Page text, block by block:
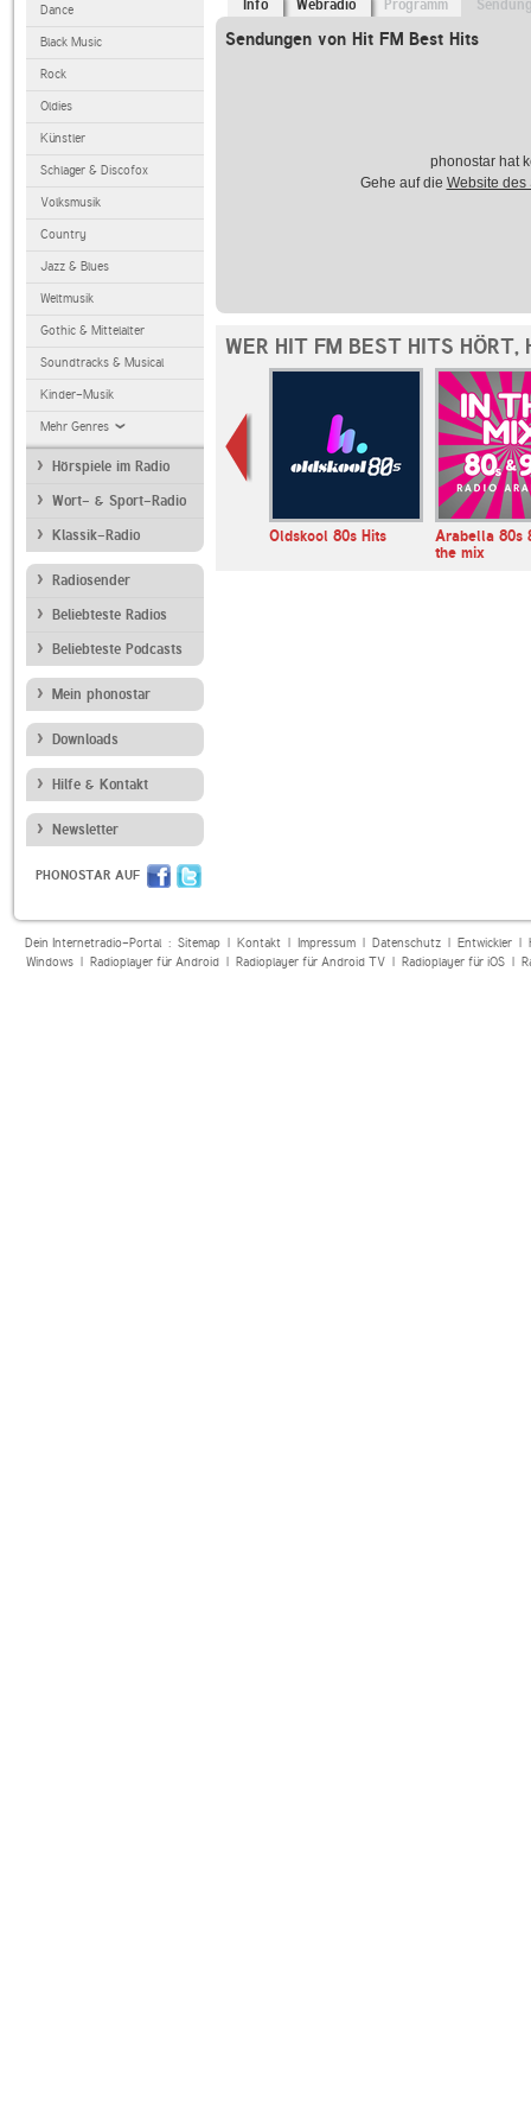
Dance
Black Music
Rock
Oldies
Künstler
Schlager & Discofox
Volksmusik
Country
Jazz & Blues
Weltmusik
Gothic & Mittelalter
Soundtracks & Musical
Kinder-Musik
Mehr Genres
Hörspiele im Radio
Wort- & Sport-Radio
Klassik-Radio
Radiosender
Beliebteste Radios
Beliebteste Podcasts
Mein phonostar
Downloads
Hilfe & Kontakt
Newsletter
PHONOSTAR AUF
Info Webradio Programm
Sendungen von Hit FM Best Hits
phonostar hat
Gehe auf die Website des
WER HIT FM BEST HITS HÖRT,
Café 80s FM Oldskool 80s Hits
Arabella 80s
the mix
Dein Internetradio-Portal : Sitemap| Kontakt| Impressum| Datenschutz| Entwickler|
Windows| Radioplayer für Android| Radioplayer für Android TV| Radioplayer für iOS|